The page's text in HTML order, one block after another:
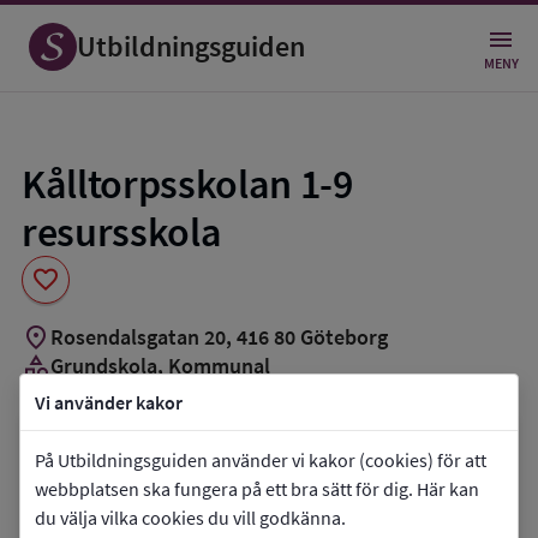
Vi använder kakor
På Utbildningsguiden använder vi kakor (cookies) för att
webbplatsen ska fungera på ett bra sätt för dig. Här kan
du välja vilka cookies du vill godkänna.
Utbildningsguiden MENY
Kålltorpsskolan 1-9
resursskola
favorite
Spara
som
favorit
location_on Rosendalsgatan 20, 416 80 Göteborg
categoryGrundskola, Kommunal
book_5 Resursskola
Vill du kontakta skolan?
phone Telefon:031-3663402